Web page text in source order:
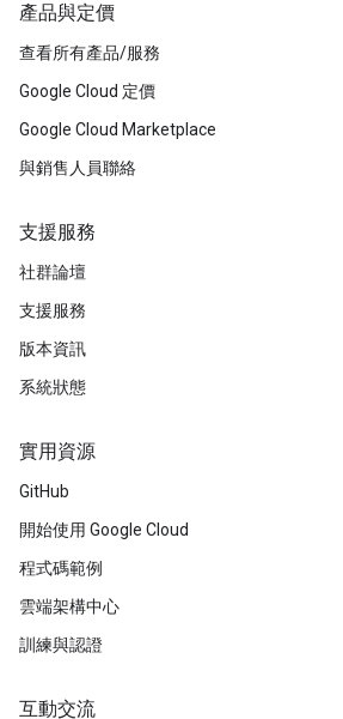
產品與定價
查看所有產品/服務
Google Cloud 定價
Google Cloud Marketplace
與銷售人員聯絡
支援服務
社群論壇
支援服務
版本資訊
系統狀態
實用資源
GitHub
開始使用 Google Cloud
程式碼範例
雲端架構中心
訓練與認證
互動交流